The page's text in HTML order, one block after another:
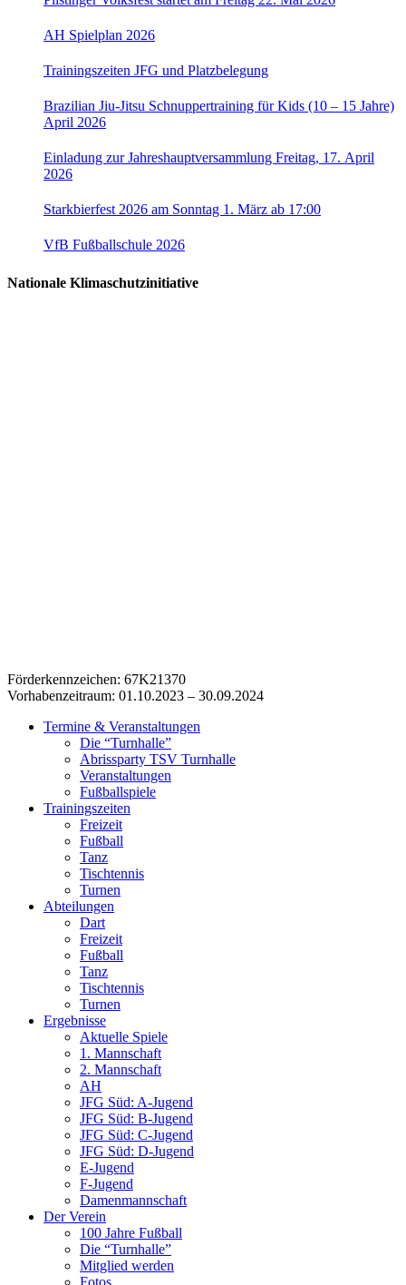
AH Spielplan 2026
Trainingszeiten JFG und Platzbelegung
Brazilian Jiu-Jitsu Schnuppertraining für Kids (10 – 15 Jahre)
April 2026
Einladung zur Jahreshauptversammlung Freitag, 17. April
2026
Starkbierfest 2026 am Sonntag 1. März ab 17:00
VfB Fußballschule 2026
Nationale Klimaschutzinitiative
Förderkennzeichen: 67K21370
Vorhabenzeitraum: 01.10.2023 – 30.09.2024
Termine & Veranstaltungen
Die “Turnhalle”
Abrissparty TSV Turnhalle
Veranstaltungen
Fußballspiele
Trainingszeiten
Freizeit
Fußball
Tanz
Tischtennis
Turnen
Abteilungen
Dart
Freizeit
Fußball
Tanz
Tischtennis
Turnen
Ergebnisse
Aktuelle Spiele
1. Mannschaft
2. Mannschaft
AH
JFG Süd: A-Jugend
JFG Süd: B-Jugend
JFG Süd: C-Jugend
JFG Süd: D-Jugend
E-Jugend
F-Jugend
Damenmannschaft
Der Verein
100 Jahre Fußball
Die “Turnhalle”
Mitglied werden